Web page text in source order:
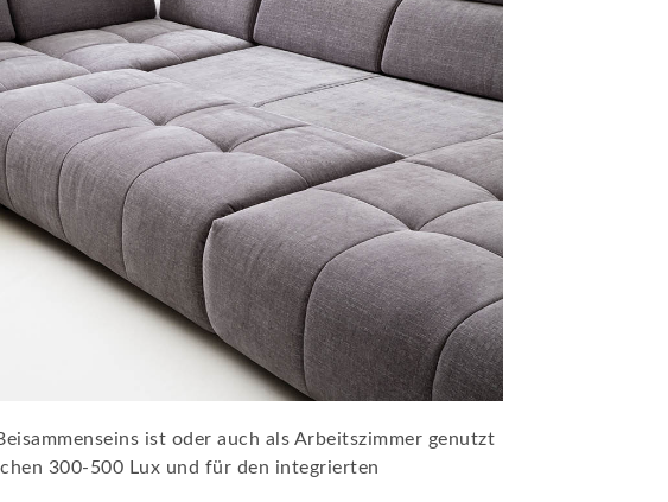
ist oder auch als Arbeitszimmer genutzt
300-500 Lux und für den integrierten